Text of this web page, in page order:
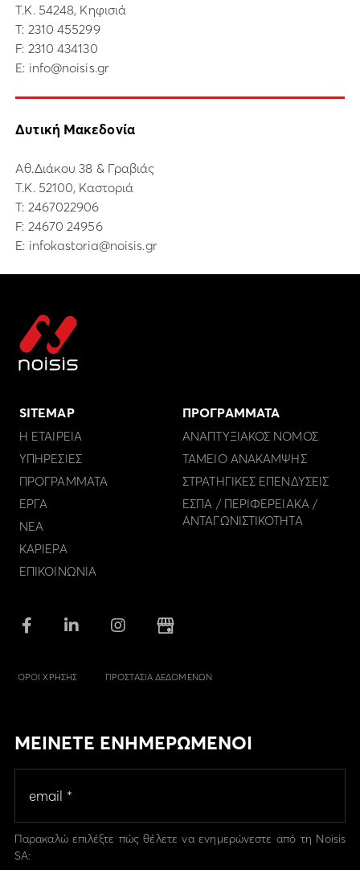
Τ.Κ. 54248, Κηφισιά
Τ: 2310 455299
F: 2310 434130
E: info@noisis.gr
Δυτική Μακεδονία
Αθ.Διάκου 38 & Γραβιάς
Τ.Κ. 52100, Καστοριά
Τ: 2467022906
F: 24670 24956
E: infokastoria@noisis.gr
SITEMAP
Η ΕΤΑΙΡΕΙΑ
ΥΠΗΡΕΣΙΕΣ
ΠΡΟΓΡΑΜΜΑΤΑ
ΕΡΓΑ
ΝΕΑ
ΚΑΡΙΕΡΑ
ΕΠΙΚΟΙΝΩΝΙΑ
ΠΡΟΓΡΑΜΜΑΤΑ
ΑΝΑΠΤΥΞΙΑΚΟΣ ΝΟΜΟΣ
ΤΑΜΕΙΟ ΑΝΑΚΑΜΨΗΣ
ΣΤΡΑΤΗΓΙΚΕΣ ΕΠΕΝΔΥΣΕΙΣ
ΕΣΠΑ / ΠΕΡΙΦΕΡΕΙΑΚΑ /
ΑΝΤΑΓΩΝΙΣΤΙΚΟΤΗΤΑ
ΟΡΟΙ ΧΡΗΣΗΣ ΠΡΟΣΤΑΣΙΑ ΔΕΔΟΜΕΝΩΝ
ΜΕΙΝΕΤΕ ΕΝΗΜΕΡΩΜΕΝΟΙ
Παρακαλώ επιλέξτε πώς θέλετε να ενημερώνεστε από τη Noisis
SA: